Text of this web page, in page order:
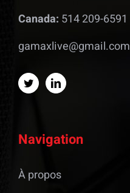
Canada: 514 209-6591
gamaxlive@gmail.com
Navigation
À propos